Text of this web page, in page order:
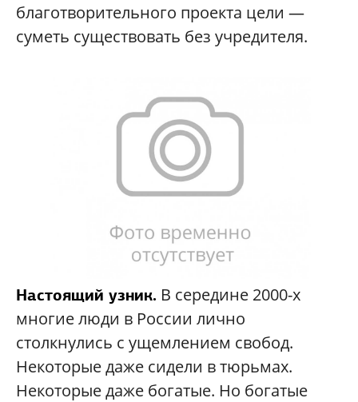
благотворительного проекта цели —
суметь существовать без учредителя.
Настоящий узник. В середине 2000-х
многие люди в России лично
столкнулись с ущемлением свобод.
Некоторые даже сидели в тюрьмах.
Некоторые даже богатые. Но богатые